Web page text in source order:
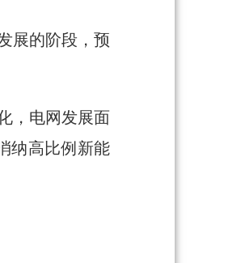
展的阶段，预
，电网发展面
纳高比例新能